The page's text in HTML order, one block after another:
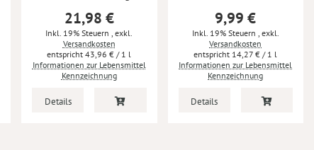
21,98 €
Inkl. 19% Steuern, exkl.
Versandkosten
43,96 € / 1 l
Informationen zur Lebensmittel
Kennzeichnung
Details
9,99 €
Inkl. 19% Steuern , exkl.
Versandkosten
14,27 € / 1 l
Informationen zur Lebensmittel
Kennzeichnung
Details